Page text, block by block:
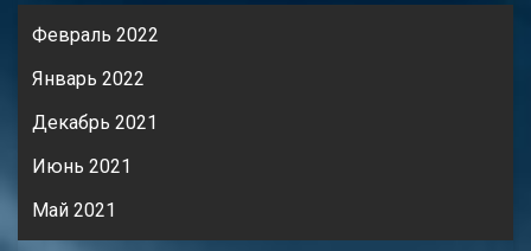
Февраль 2022
Январь 2022
Декабрь 2021
Июнь 2021
Май 2021